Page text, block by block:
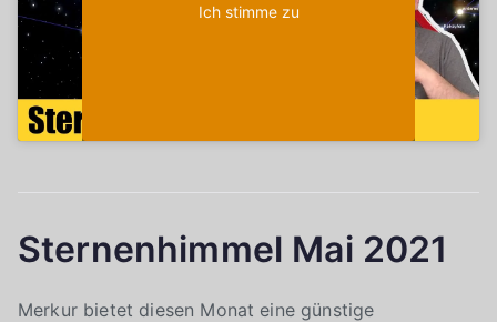
Ich stimme zu
Sternenhimmel Mai 2021
Merkur bietet diesen Monat eine günstige